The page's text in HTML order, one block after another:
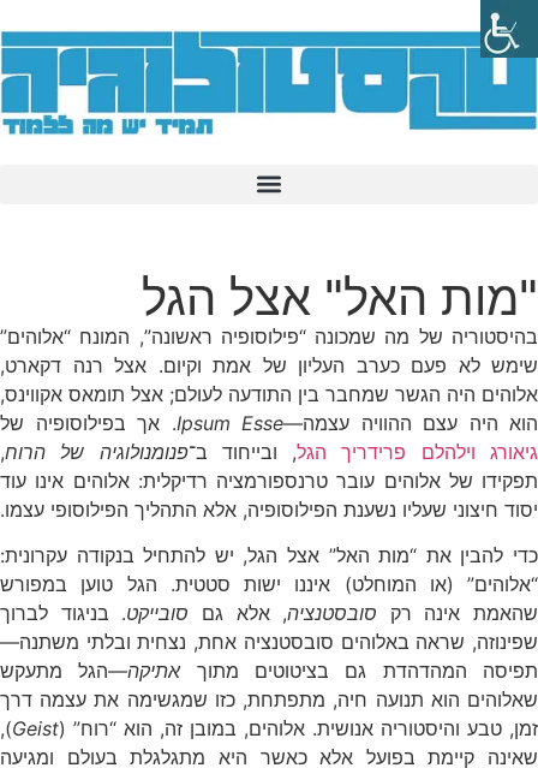
"מות האל" אצל הגל
בהיסטוריה של מה שמכונה “פילוסופיה ראשונה”, המונח “אלוהים”
שימש לא פעם כערב העליון של אמת וקיום. אצל רנה דקארט,
אלוהים היה הגשר שמחבר בין התודעה לעולם; אצל תומאס אקווינס,
הוא היה עצם ההוויה עצמה—Ipsum Esse. אך בפילוסופיה של
גיאורג וילהלם פרידריך הגל, ובייחוד ב־פנומנולוגיה של הרוח,
תפקידו של אלוהים עובר טרנספורמציה רדיקלית: אלוהים אינו עוד
יסוד חיצוני שעליו נשענת הפילוסופיה, אלא התהליך הפילוסופי עצמו.
כדי להבין את “מות האל” אצל הגל, יש להתחיל בנקודה עקרונית:
“אלוהים” (או המוחלט) איננו ישות סטטית. הגל טוען במפורש
שהאמת אינה רק סובסטנציה, אלא גם סובייקט. בניגוד לברוך
שפינוזה, שראה באלוהים סובסטנציה אחת, נצחית ובלתי משתנה—
תפיסה המהדהדת גם בציטוטים מתוךאתיקה—הגל מתעקש
שאלוהים הוא תנועה חיה, מתפתחת, כזו שמגשימה את עצמה דרך
זמן, טבע והיסטוריה אנושית. אלוהים, במובן זה, הוא “רוח” (Geist
),
שאינה קיימת בפועל אלא כאשר היא מתגלגלת בעולם ומגיעה